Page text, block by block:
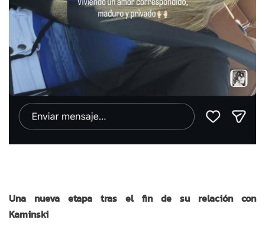
Una nueva etapa tras el fin de su relación con
Kaminski